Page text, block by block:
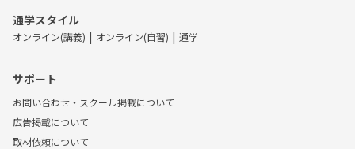
通学スタイル
オンライン(講義) オンライン(自習) 通学
サポート
お問い合わせ・スクール掲載について
広告掲載について
取材依頼について